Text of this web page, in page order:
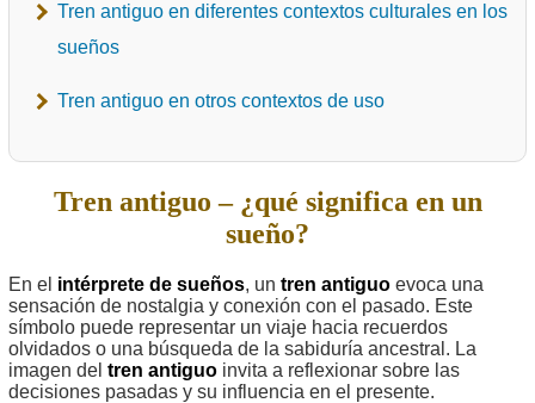
Tren antiguo en diferentes contextos culturales en los
sueños
Tren antiguo en otros contextos de uso
Tren antiguo – ¿qué significa en un
sueño?
En el intérprete de sueños, un tren antiguo evoca una
sensación de nostalgia y conexión con el pasado. Este
símbolo puede representar un viaje hacia recuerdos
olvidados o una búsqueda de la sabiduría ancestral. La
imagen del tren antiguo invita a reflexionar sobre las
decisiones pasadas y su influencia en el presente.